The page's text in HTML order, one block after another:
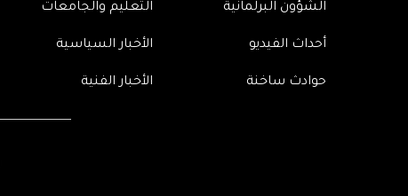
الشؤون البرلمانية التعليم والجامعات
أحداث الفيديو الأخبار السياسية
حوادث ساخنة الأخبار الفنية